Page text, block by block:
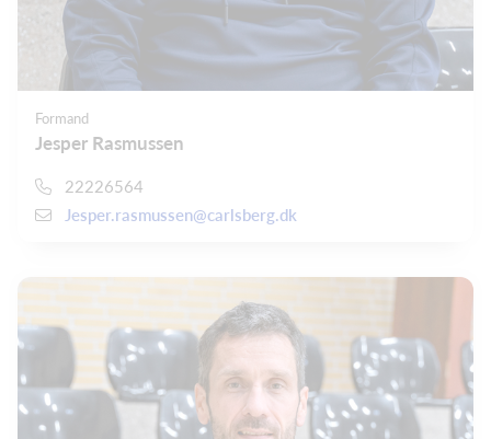
Formand
Jesper Rasmussen
22226564
Jesper.rasmussen@carlsberg.dk